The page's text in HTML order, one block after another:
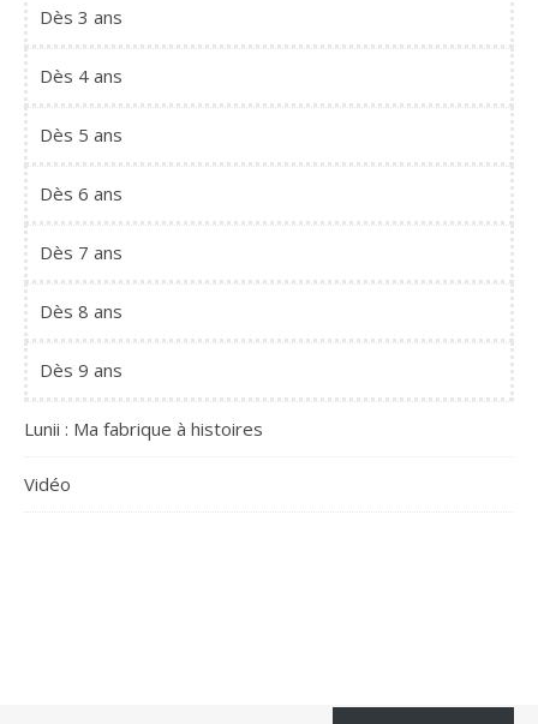
Dès 3 ans
Dès 4 ans
Dès 5 ans
Dès 6 ans
Dès 7 ans
Dès 8 ans
Dès 9 ans
Lunii : Ma fabrique à histoires
Vidéo